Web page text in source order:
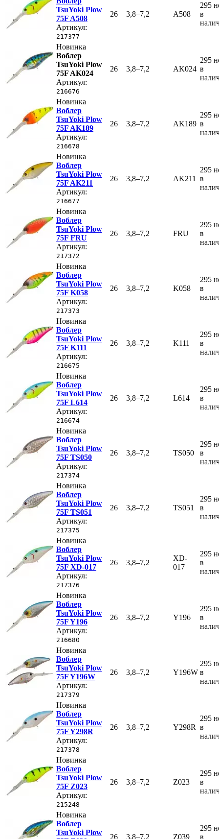
TsuYoki Plow
75F A508
Артикул:
217377
26 3,8–7,2 A508
295
в
Новинка
Воблер
TsuYoki Plow
75F AK024
Артикул:
216676
26 3,8–7,2 AK024
295
в
Новинка
Воблер
TsuYoki Plow
75F AK189
Артикул:
216678
26 3,8–7,2 AK189
295
в
Новинка
Воблер
TsuYoki Plow
75F AK211
Артикул:
216677
26 3,8–7,2 AK211
295
в
Новинка
Воблер
TsuYoki Plow
75F FRU
Артикул:
217372
26 3,8–7,2 FRU
295
в
Новинка
Воблер
TsuYoki Plow
75F K058
Артикул:
217373
26 3,8–7,2 K058
295
в
Новинка
Воблер
TsuYoki Plow
75F K111
Артикул:
216675
26 3,8–7,2 K111
295
в
Новинка
Воблер
TsuYoki Plow
75F L614
Артикул:
216674
26 3,8–7,2 L614
295
в
Новинка
Воблер
TsuYoki Plow
75F TS050
Артикул:
217374
26 3,8–7,2 TS050
295
в
Новинка
Воблер
TsuYoki Plow
75F TS051
Артикул:
217375
26 3,8–7,2 TS051
295
в
Новинка
Воблер
TsuYoki Plow
75F XD-017
Артикул:
217376
26 3,8–7,2
XD-
017
295
в
Новинка
Воблер
TsuYoki Plow
75F Y196
Артикул:
216680
26 3,8–7,2 Y196
295
в
Новинка
Воблер
TsuYoki Plow
75F Y196W
Артикул:
217379
26 3,8–7,2 Y196W
295
в
Новинка
Воблер
TsuYoki Plow
75F Y298R
Артикул:
217378
26 3,8–7,2 Y298R
295
в
Новинка
Воблер
TsuYoki Plow
75F Z023
Артикул:
215248
26 3,8–7,2 Z023
295
в
Новинка
Воблер
TsuYoki Plow
26 3,8–7,2 Z039
295
в